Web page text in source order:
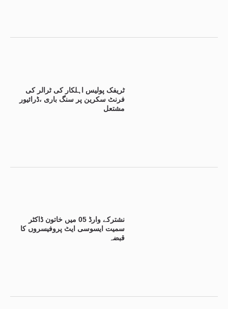
ٹریفک پولیس اہلکار کی ٹرالر کی
فرنٹ سکرین پر سنگ باری ،ڈرائیور
مشتعل
نشترکے وارڈ 05 میں خاتون ڈاکٹر
سمیت ایسوسی ایٹ پروفیسروں کا
قبضہ